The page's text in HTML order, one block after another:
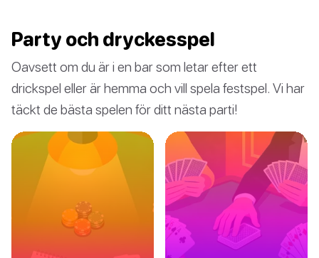
Party och dryckesspel
Oavsett om du är i en bar som letar efter ett
drickspel eller är hemma och vill spela festspel. Vi har
täckt de bästa spelen för ditt nästa parti!